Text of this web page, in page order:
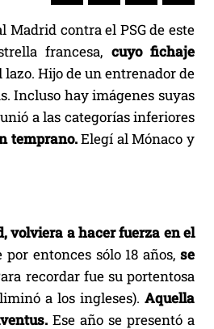
contra el PSG de este
francesa, cuyo fichaje
Hijo de un entrenador de
Incluso hay imágenes suyas
a las categorías inferiores
temprano.Elegí al Mónaco y
volviera a hacer fuerza en el
por entonces sólo 18 años,se
recordar fue su portentosa
a los ingleses). Aquella
Ese año se presentó a